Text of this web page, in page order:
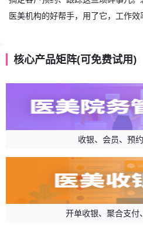
医美机构的好帮手，用了它，工作效
核心产品矩阵(可免费试用)
收银、会员、预
开单收银、聚合支付